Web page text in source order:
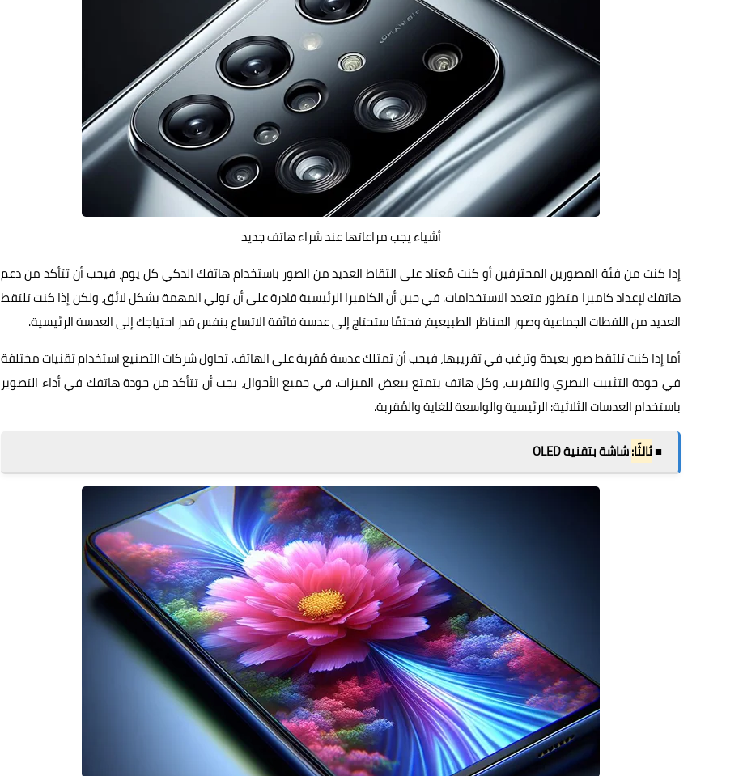
أشياء يجب مراعاتها عند شراء هاتف جديد
إذا كنت من فئة المصورين المحترفين أو كنت مُعتاد على التقاط العديد من الصور باستخدام هاتفك الذكي كل يوم، فيجب أن تتأكد من دعم
هاتفك لإعداد كاميرا متطور متعدد الاستخدامات. في حين أن الكاميرا الرئيسية قادرة على أن تولي المهمة بشكل لائق، ولكن إذا كنت تلتقط
العديد من اللقطات الجماعية وصور المناظر الطبيعية، فحتمًا ستحتاج إلى عدسة فائقة الاتساع بنفس قدر احتياجك إلى العدسة الرئيسية.
أما إذا كنت تلتقط صور بعيدة وترغب في تقريبها، فيجب أن تمتلك عدسة مُقربة على الهاتف. تحاول شركات التصنيع استخدام تقنيات مختلفة
في جودة التثبيت البصري والتقريب، وكل هاتف يتمتع ببعض الميزات. في جميع الأحوال، يجب أن تتأكد من جودة هاتفك في أداء التصوير
باستخدام العدسات الثلاثية: الرئيسية والواسعة للغاية والمُقربة.
■ثالثًا:شاشة بتقنية OLED